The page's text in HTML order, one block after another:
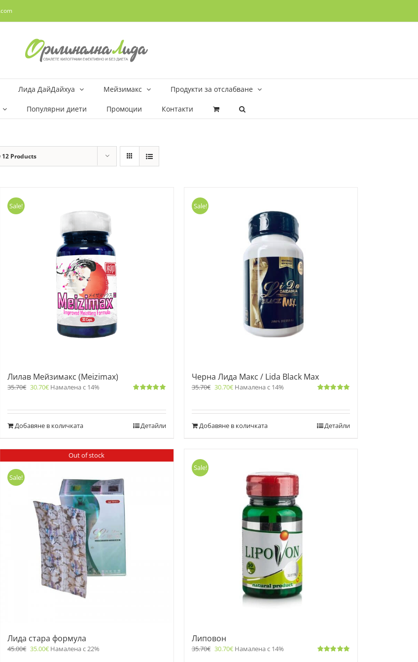
Лида ДайДайхуа Мейзимакс Продукти за отслабване
Популярни диети Промоции Контакти
12 Products
Sale!
Лилав Мейзимакс (Meizimax)
35.70€ 30.70€ Намалена с 14%
Добавяне в количката Детайли
Sale!
Черна Лида Макс / Lida Black Max
35.70€ 30.70€Намалена с 14%
Добавяне в количката Детайли
Out of stock
Sale!
Лида стара формула
45.00€ 35.00€ Намалена с 22%
Sale!
Липовон
35.70€ 30.70€Намалена с 14%